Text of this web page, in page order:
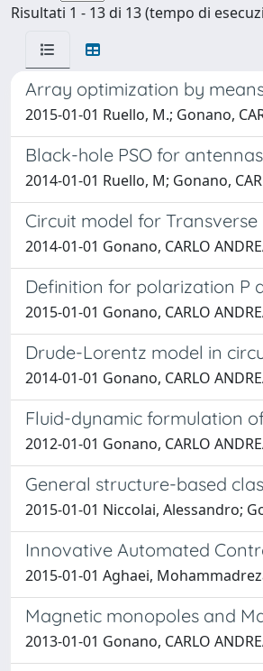
Risultati 1 - 13 di 13 (tempo di
Array optimization by
2015-01-01 Ruello, M.; Gonano,
Black-hole PSO for
2014-01-01 Ruello, M; Gonano,
Circuit model for Transverse
2014-01-01 Gonano, CARLO
Definition for polarization P
2015-01-01 Gonano, CARLO
Drude-Lorentz model in
2014-01-01 Gonano, CARLO
Fluid-dynamic formulation
2012-01-01 Gonano, CARLO
General structure-based
2015-01-01 Niccolai, Alessandro;
Innovative Automated
2015-01-01 Aghaei,
Magnetic monopoles and
2013-01-01 Gonano, CARLO